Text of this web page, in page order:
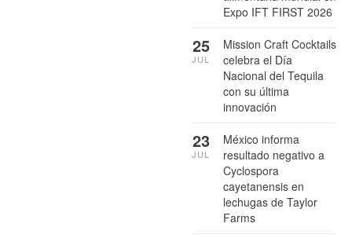
Expo IFT FIRST 2026
Mission Craft Cocktails
celebra el Día
Nacional del Tequila
con su última
innovación
25
JUL
México informa
resultado negativo a
Cyclospora
cayetanensis en
lechugas de Taylor
Farms
23
JUL